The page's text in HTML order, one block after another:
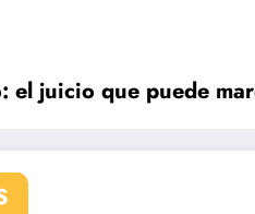
juicio que puede